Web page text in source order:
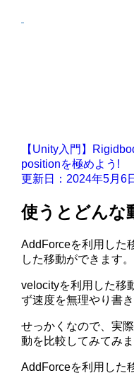
【Unity入門】
positionを極めよう!
更新日：2024年5月6
使うとどんな
AddForceを利用した
した移動ができます。
velocityを利用した移
ず速度を無理やり書
せっかくなので、実
動を比較してみてみま
AddForceを利用した